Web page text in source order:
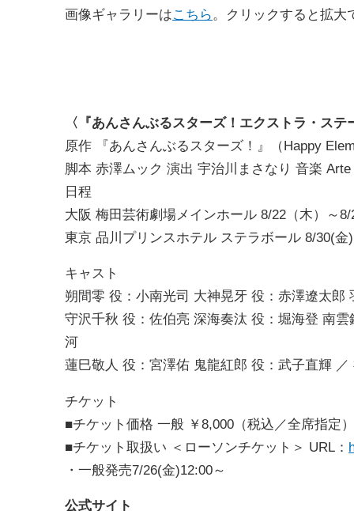
画像ギャラリーはこちら 。クリックすると拡大
〈『あんさんぶるスターズ！エクストラ・ス
原作 『あんさんぶるスターズ！』（Happy
脚本 赤澤ムック 演出 宇治川まさなり 音楽
日程
大阪 梅田芸術劇場メインホール 8/22（木）～8/
東京 品川プリンスホテル ステラボール 8/30(
キャスト
朔間零 役：小南光司 大神晃牙 役：赤澤遼太
守沢千秋 役：佐伯亮 深海奏汰 役：堀海登 南
河
蓮巳敬人 役：宮澤佑 鬼龍紅郎 役：武子直輝
チケット
■チケット価格 一般 ￥8,000（税込／全席指定）
■チケット取扱い ＜ローソンチケット＞ URL：
・一般発売7/26(金)12:00～
公式サイト